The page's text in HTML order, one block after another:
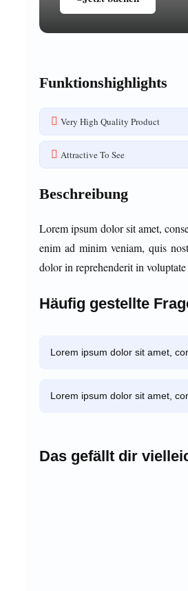
Funktionshighlights
Very High Quality Product
Attractive To See
Beschreibung
Lorem ipsum dolor sit amet,
enim ad minim veniam, quis
dolor in reprehenderit in
Häufig gestellte
Lorem ipsum dolor sit amet,
Lorem ipsum dolor sit amet,
Das gefällt dir